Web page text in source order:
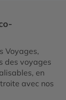
Voyages,
des voyages
en
avec nos